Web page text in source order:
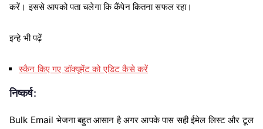
करें। इससे आपको पता चलेगा कि कैंपेन कितना सफल रहा।
इन्हे भी पढ़ें
स्कैन किए गए डॉक्यूमेंट को एडिट कैसे करें
निष्कर्ष:
Bulk Email भेजना बहुत आसान है अगर आपके पास सही ईमेल लिस्ट और टूल